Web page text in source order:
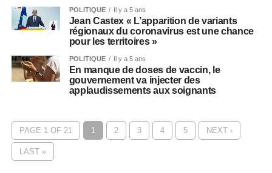
POLITIQUE Il y a 5 ans
Jean Castex « L’apparition de variants
régionaux du coronavirus est une chance
pour les territoires »
POLITIQUE Il y a 5 ans
En manque de doses de vaccin, le
gouvernement va injecter des
applaudissements aux soignants
PAGE 1 OF 21 1 2 3 4 5 NEXT ›
LAST »